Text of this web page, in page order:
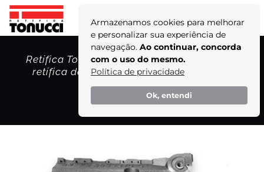
Armazenamos cookies para melhorar
e personalizar sua experiência de
navegação. Ao continuar, concorda
com o uso do mesmo.
Política de privacidade
Ok, entendi
Retífica Tonucci: o parceiro confiável para
retífica de cabeçote do motor Cummins
QSK50!